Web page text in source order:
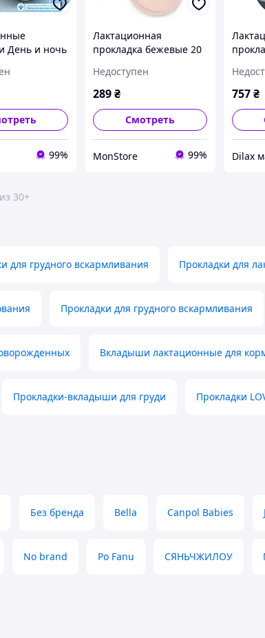
День и ночь
99%
Лактационная
прокладка бежевые 20
Elegance
(5903407196107)
Недоступен
289₴
Смотреть
MonStore 99%
757 ₴
30+
для грудного вскармливания Прокладки для
Прокладки для грудного вскармливания
Вкладыши лактационные для
Прокладки-вкладыши для груди Прокладки
Без бренда Bella Canpol Babies
No brand Po Fanu СЯНЬЧЖИЛОУ